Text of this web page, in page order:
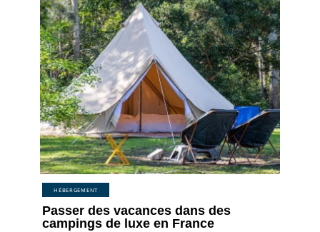
HÉBERGEMENT
Passer des vacances dans des
campings de luxe en France